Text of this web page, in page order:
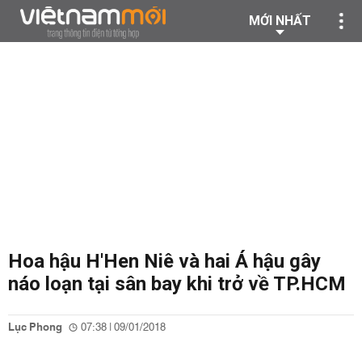
MỚI NHẤT
Hoa hậu H'Hen Niê và hai Á hậu gây
náo loạn tại sân bay khi trở về TP.HCM
Lục Phong 07:38 | 09/01/2018